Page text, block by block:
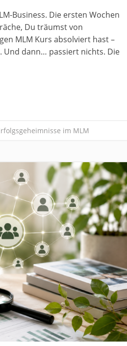
Business. Die ersten Wochen
Du träumst von
MLM Kurs absolviert hast –
Und dann… passiert nichts. Die
im MLM